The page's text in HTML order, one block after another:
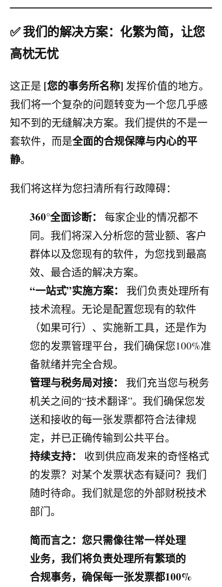
✅ 我们的解决方案：化繁为简，让您
高枕无忧
这正是 [您的事务所名称] 发挥价值的地方。
我们将一个复杂的问题转变为一个您几乎感
知不到的无缝解决方案。我们提供的不是一
套软件，而是全面的合规保障与内心的平
静。
我们将这样为您扫清所有行政障碍：
360°全面诊断：
每家企业的情况都不
同。我们将深入分析您的营业额、客户
群体以及您现有的软件，为您找到最高
效、最合适的解决方案。
“一站式”实施方案：
我们负责处理所有
技术流程。无论是配置您现有的软件
（如果可行）、实施新工具，还是作为
您的发票管理平台，我们确保您100%准
备就绪并完全合规。
管理与税务局对接：
我们充当您与税务
机关之间的“技术翻译”。我们确保您发
送和接收的每一张发票都符合法律规
定，并已正确传输到公共平台。
持续支持：
收到供应商发来的奇怪格式
的发票？对某个发票状态有疑问？我们
随时待命。我们就是您的外部财税技术
部门。
简而言之：您只需像往常一样处理
业务，我们将负责处理所有繁琐的
合规事务，确保每一张发票都100%